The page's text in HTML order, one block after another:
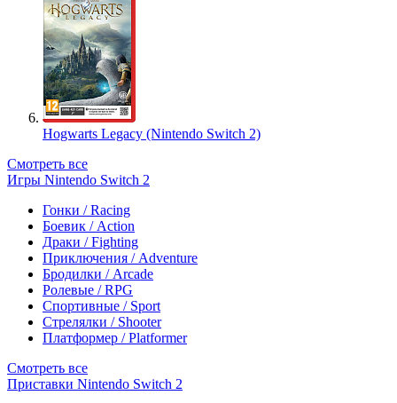
Hogwarts Legacy (Nintendo Switch 2)
Смотреть все
Игры Nintendo Switch 2
Гонки / Racing
Боевик / Action
Драки / Fighting
Приключения / Adventure
Бродилки / Arcade
Ролевые / RPG
Спортивные / Sport
Стрелялки / Shooter
Платформер / Platformer
Смотреть все
Приставки Nintendo Switch 2